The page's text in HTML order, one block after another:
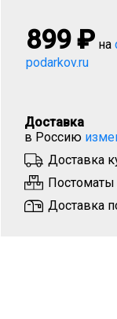
899 ₽ на
podarkov.ru
Доставка
в Россию
Доставка
Доставка